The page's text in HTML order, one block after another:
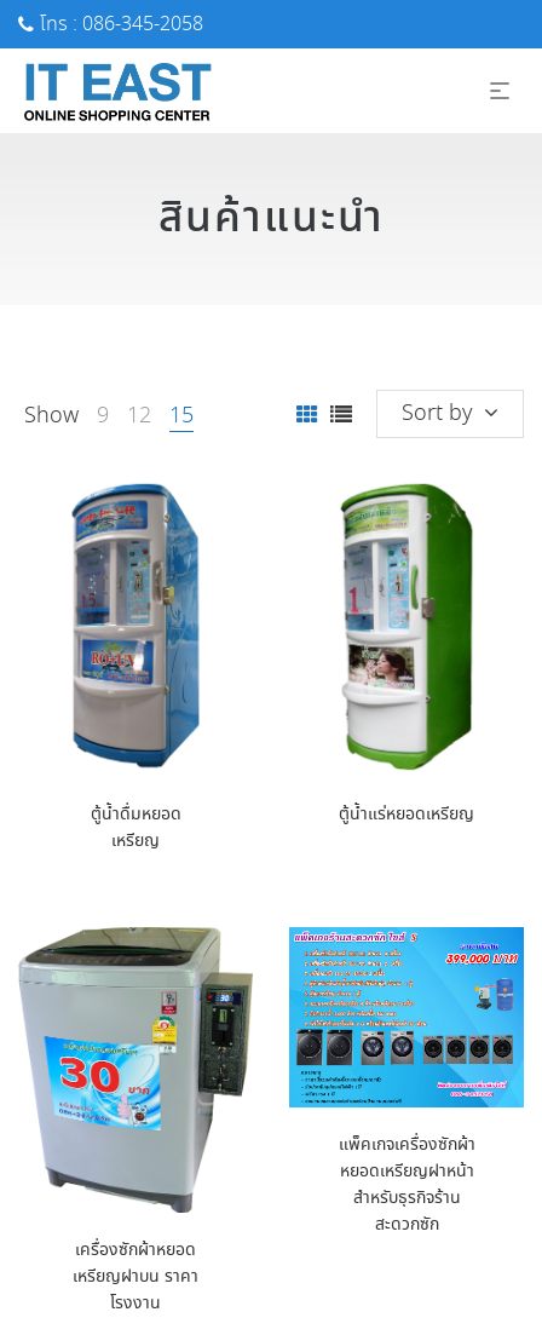
โทร : 086-345-2058
สินค้าแนะนำ
Show 9 12 15 Sort by
ตู้น้ำดื่มหยอด
เหรียญ
ตู้น้ำแร่หยอดเหรียญ
เครื่องซักผ้าหยอด
เหรียญฝาบน ราคา
โรงงาน
แพ็คเกจเครื่องซักผ้า
หยอดเหรียญฝาหน้า
สำหรับธุรกิจร้าน
สะดวกซัก